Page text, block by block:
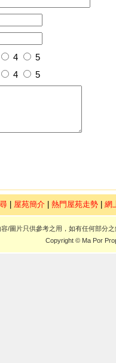
4
5
4
5
屋苑簡介 |熱門屋苑走勢 |網
/圖片只供參考之用，如有任何部分
Copyright © Ma Por